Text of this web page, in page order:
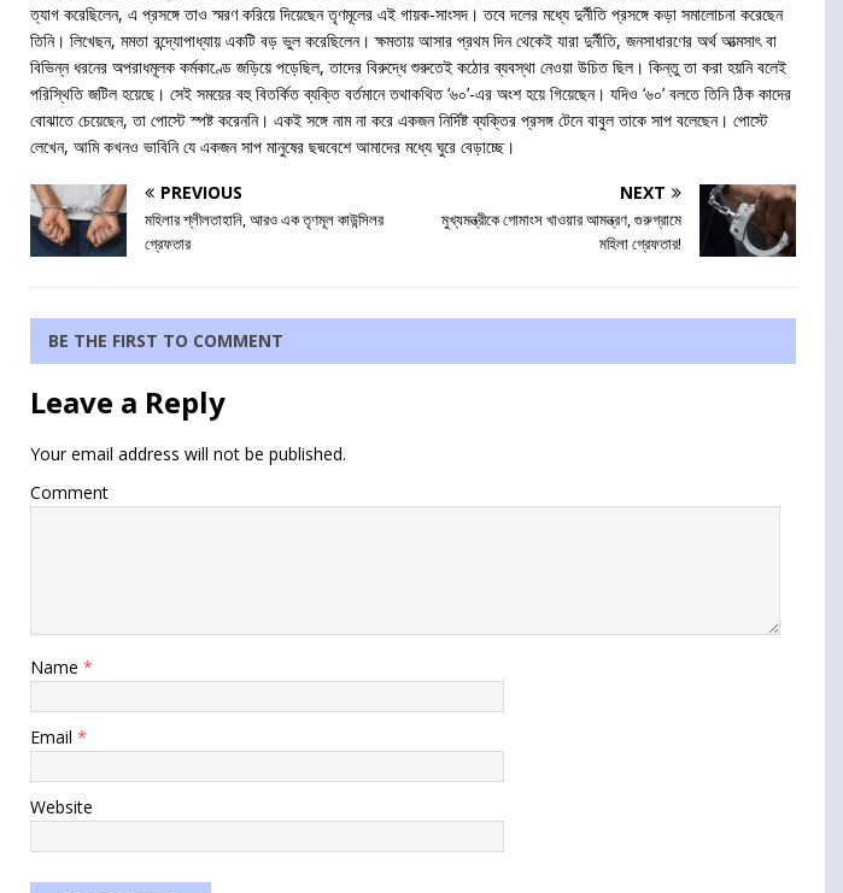
ত্যাগ করেছিলেন, এ প্রসঙ্গে তাও স্মরণ করিয়ে দিয়েছেন তৃণমূলের এই গায়ক-সাংসদ। তবে দলের মধ্যে দুর্নীতি প্রসঙ্গে কড়া সমালোচনা করেছেন
তিনি। লিখেছন, মমতা বন্দ্যোপাধ্যায় একটি বড় ভুল করেছিলেন। ক্ষমতায় আসার প্রথম দিন থেকেই যারা দুর্নীতি, জনসাধারণের অর্থ আত্মসাৎ বা
বিভিন্ন ধরনের অপরাধমূলক কর্মকাণ্ডে জড়িয়ে পড়েছিল, তাদের বিরুদ্ধে শুরুতেই কঠোর ব্যবস্থা নেওয়া উচিত ছিল। কিন্তু তা করা হয়নি বলেই
পরিস্থিতি জটিল হয়েছে। সেই সময়ের বহু বিতর্কিত ব্যক্তি বর্তমানে তথাকথিত ‘৬০’-এর অংশ হয়ে গিয়েছেন। যদিও ‘৬০’ বলতে তিনি ঠিক কাদের
বোঝাতে চেয়েছেন, তা পোস্টে স্পষ্ট করেননি। একই সঙ্গে নাম না করে একজন নির্দিষ্ট ব্যক্তির প্রসঙ্গ টেনে বাবুল তাকে সাপ বলেছেন। পোস্টে
লেখেন, আমি কখনও ভাবিনি যে একজন সাপ মানুষের ছদ্মবেশে আমাদের মধ্যে ঘুরে বেড়াচ্ছে।
PREVIOUS
মহিলার শ্লীলতাহানি, আরও এক তৃণমূল কাউন্সিলর
গ্রেফতার
NEXT
মুখ্যমন্ত্রীকে গোমাংস খাওয়ার আমন্ত্রণ, গুরুগ্রামে
মহিলা গ্রেফতার!
BE THE FIRST TO COMMENT
Leave a Reply
Your email address will not be published.
Comment
Name *
Email *
Website